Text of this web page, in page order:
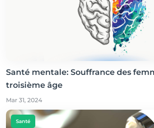
Santé mentale: Souffrance des
troisième âge
Mar 31, 2024
Santé